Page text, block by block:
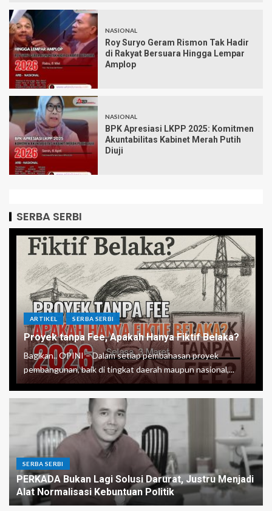
NASIONAL
Roy Suryo Geram Rismon Tak Hadir
di Rakyat Bersuara Hingga Lempar
Amplop
NASIONAL
BPK Apresiasi LKPP 2025: Komitmen
Akuntabilitas Kabinet Merah Putih
Diuji
SERBA SERBI
ARTIKEL SERBA SERBI
Proyek tanpa Fee, Apakah Hanya Fiktif Belaka?
Bagikan.. OPINI – Dalam setiap pembahasan proyek
pembangunan, baik di tingkat daerah maupun nasional,...
SERBA SERBI
PERKADA Bukan Lagi Solusi Darurat, Justru Menjadi
Alat Normalisasi Kebuntuan Politik